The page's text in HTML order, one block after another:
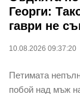
Георги:
гаври не
10.08.2026 09:37:20
Петимата
побой над мъж